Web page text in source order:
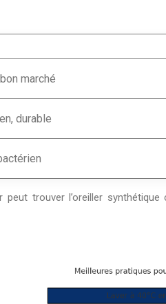
marché
durable
trouver l’oreiller